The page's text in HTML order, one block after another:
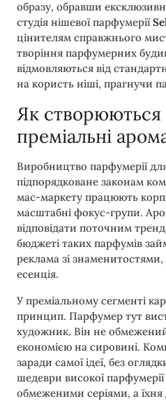
образу, обравши
студія нішевої парфумерії
цінителям справжнього
творіння парфумерних
відмовляються від
на користь ніші, прагнучи
Як створюються
преміальні
Виробництво парфумерії
підпорядковане законам
мас-маркету працюють
масштабні фокус-групи.
відповідати поточним
бюджеті таких парфумів
реклама зі
есенція.
У преміальному сегменті
принцип. Парфумер тут
художник. Він не
економією на сировині.
заради самої ідеї, без
шедеври високої
обмеженими серіями, а їхня